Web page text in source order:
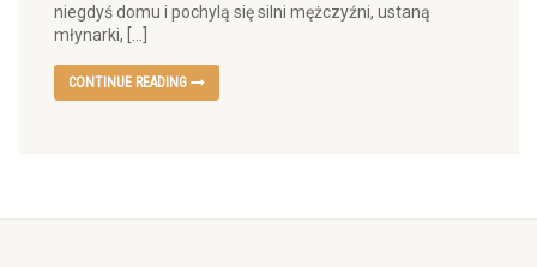
niegdyś domu i pochylą się silni mężczyźni, ustaną
młynarki, […]
CONTINUE READING